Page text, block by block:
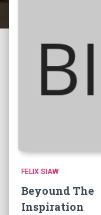
FELIX SIAW
Beyound The
Inspiration